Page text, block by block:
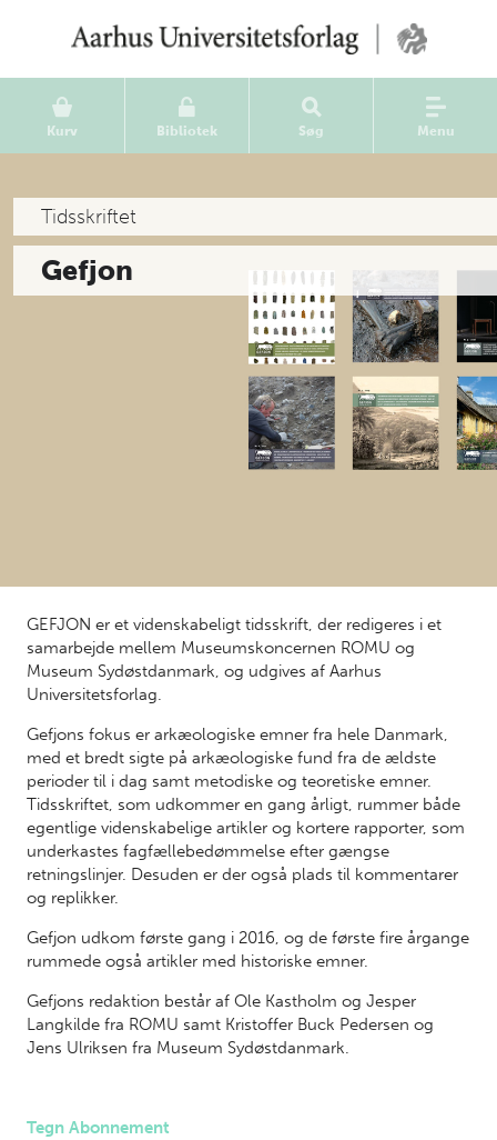
Kurv Bibliotek Søg Menu
Tidsskriftet
Gefjon
GEFJON er et videnskabeligt tidsskrift, der redigeres i et
samarbejde mellem Museumskoncernen ROMU og
Museum Sydøstdanmark, og udgives af Aarhus
Universitetsforlag.
Gefjons fokus er arkæologiske emner fra hele Danmark,
med et bredt sigte på arkæologiske fund fra de ældste
perioder til i dag samt metodiske og teoretiske emner.
Tidsskriftet, som udkommer en gang årligt, rummer både
egentlige videnskabelige artikler og kortere rapporter, som
underkastes fagfællebedømmelse efter gængse
retningslinjer. Desuden er der også plads til kommentarer
og replikker.
Gefjon udkom første gang i 2016, og de første fire årgange
rummede også artikler med historiske emner.
Gefjons redaktion består af Ole Kastholm og Jesper
Langkilde fra ROMU samt Kristoffer Buck Pedersen og
Jens Ulriksen fra Museum Sydøstdanmark.
Tegn Abonnement